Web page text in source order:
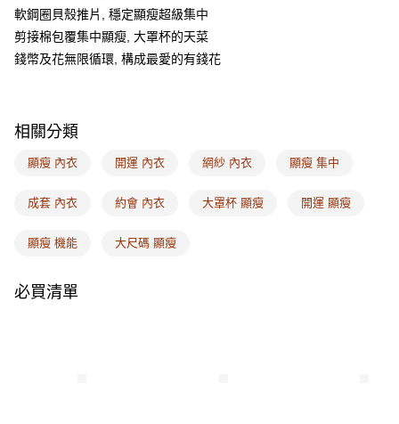
１．簡單：不需註冊會員、不需綁卡、不需儲值。
２．便利：只要手機號碼，簡訊認證，即可結帳。
３．安心：先確認商品／服務後，再付款。
２．訂單成立數日內，您將收到繳費通知簡訊。
ATM／網路銀行／等多元方式進行付款，方視為交易完成。
購買商品的店家。未經商家同意取消之訂單仍視為有效，需透過AFTEE先享
後付繳納相關費用。
是否繳費成功／繳費後需取消欲退款等相關疑問，請聯繫「AFTEE先享後付
【注意事項】
運送方式
全家取付
每筆NT$100，滿NT$1,500(含以上)免運費
7-11取付
每筆NT$100，滿NT$1,500(含以上)免運費
每筆NT$100，滿NT$1,500(含以上)免運費
宅配
軟鋼圈貝殼推片, 穩定顯瘦超級集中
剪接棉包覆集中顯瘦, 大罩杯的天菜
錢幣及花無限循環, 構成最愛的有錢花
相關分類
顯瘦 內衣 開運 內衣 網紗 內衣 顯瘦 集中
成套 內衣 約會 內衣 大罩杯 顯瘦 開運 顯瘦
顯瘦 機能 大尺碼 顯瘦
必買清單